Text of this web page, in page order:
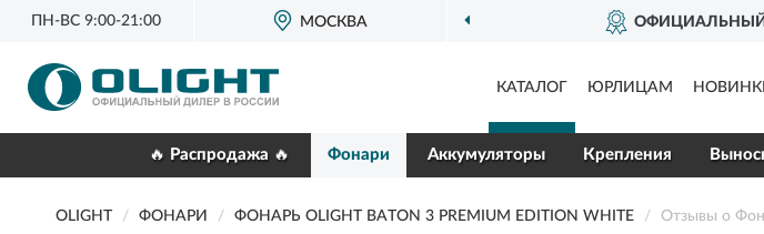
ПН-ВС 9:00-21:00 МОСКВА ОФИЦИАЛЬНЫЙ
КАТАЛОГ ЮРЛИЦАМ
🔥 Распродажа 🔥 Фонари Аккумуляторы Крепления
OLIGHT ФОНАРИ ФОНАРЬ OLIGHT BATON 3 PREMIUM EDITION WHITE Отзывы о